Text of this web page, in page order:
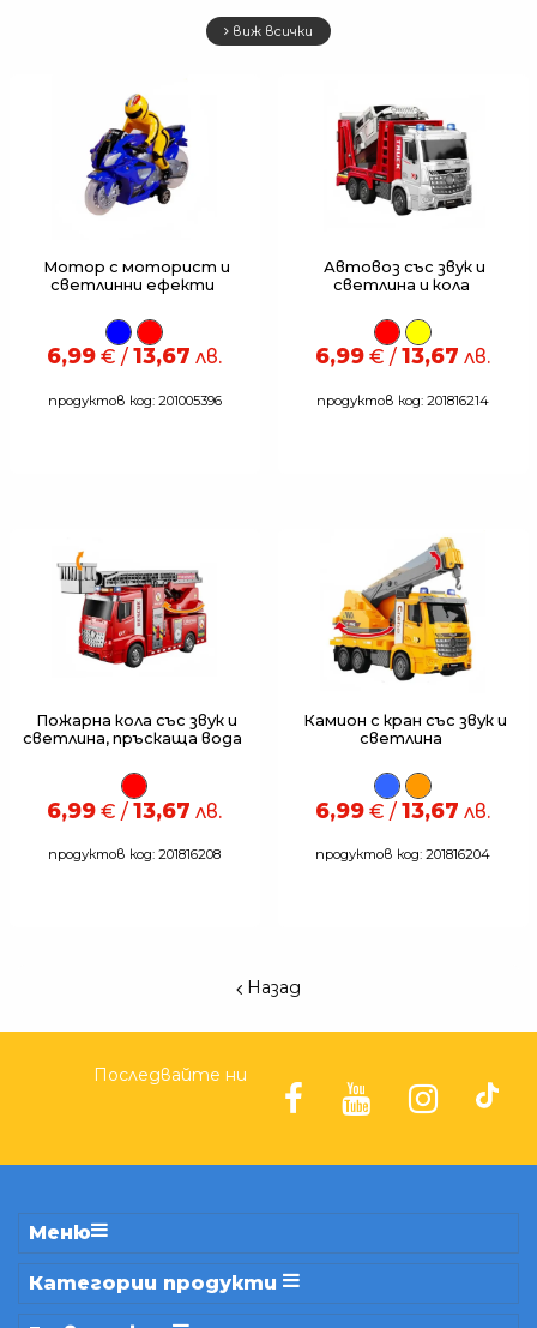
виж всички
Мотор с моторист и
светлинни ефекти
6,99 € / 13,67 лв.
продуктов код: 201005396
Автовоз със звук и
светлина и кола
6,99 € / 13,67 лв.
продуктов код: 201816214
Пожарна кола със звук и
светлина, пръскаща вода
6,99 € / 13,67 лв.
продуктов код: 201816208
Камион с кран със звук и
светлина
6,99 € / 13,67 лв.
продуктов код: 201816204
Назад
Последвайте ни
Меню
Категории продукти